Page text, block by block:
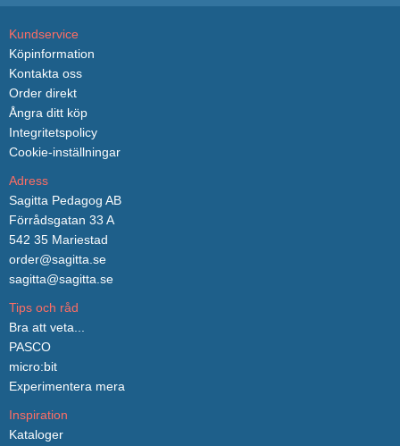
Kundservice
Köpinformation
Kontakta oss
Order direkt
Ångra ditt köp
Integritetspolicy
Cookie-inställningar
Adress
Sagitta Pedagog AB
Förrådsgatan 33 A
542 35 Mariestad
order@sagitta.se
sagitta@sagitta.se
Tips och råd
Bra att veta...
PASCO
micro:bit
Experimentera mera
Inspiration
Kataloger